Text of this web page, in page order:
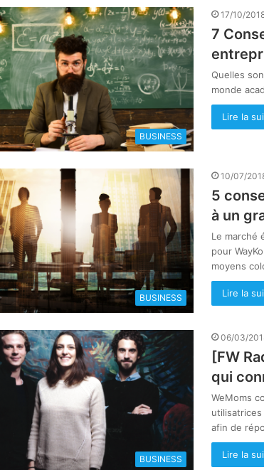
BUSINESS
17/10/
7
Quelles
monde
Lire la
BUSINESS
10/07/
5
à un
Le marché
pour
moyens
Lire la
BUSINESS
06/03/
[FW
qui
WeMoms
afin de
Lire la